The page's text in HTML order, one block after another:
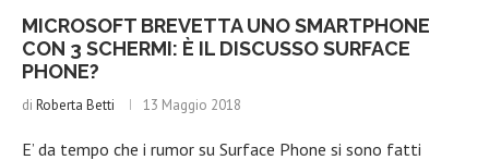
MICROSOFT BREVETTA UNO SMARTPHONE
CON 3 SCHERMI: È IL DISCUSSO SURFACE
PHONE?
di Roberta Betti 13 Maggio 2018
E’ da tempo che i rumor su Surface Phone si sono fatti